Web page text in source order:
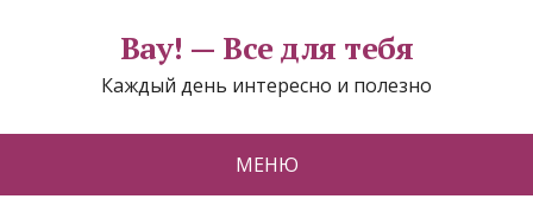
Вау! — Все для тебя
Каждый день интересно и полезно
МЕНЮ